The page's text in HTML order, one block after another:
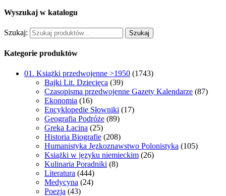
Wyszukaj w katalogu
Szukaj: Szukaj
Kategorie produktów
01. Książki przedwojenne >1950 (1743)
Bajki Lit. Dziecięca (39)
Czasopisma przedwojenne Gazety Kalendarze (87)
Ekonomia (16)
Encyklopedie Słowniki (17)
Geografia Podróże (89)
Greka Łacina (25)
Historia Biografie (208)
Humanistyka Jęzkoznawstwo Polonistyka (105)
Książki w języku niemieckim (26)
Kulinaria Poradniki (8)
Literatura (444)
Medycyna (24)
Poezja (43)